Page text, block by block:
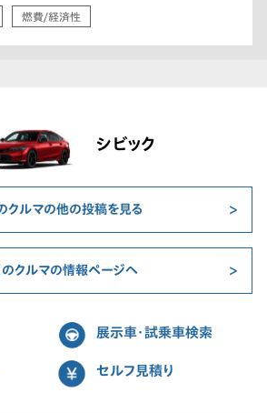
燃費/経済性
シビック
クルマの他の投稿を見る
のクルマの情報ページへ
展示車・試乗車検索
セルフ見積り